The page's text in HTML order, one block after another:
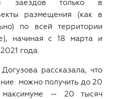
заездов только в
размещения (как в
по всей территории
начиная с 18 марта и
года.
рассказала, что
можно получить до 20
максимуме — 20 тысяч